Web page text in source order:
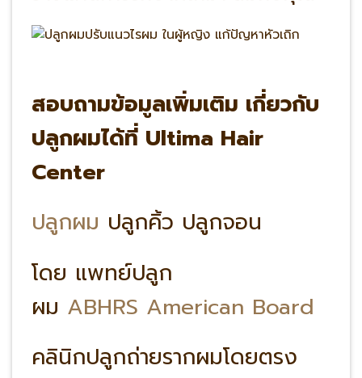
สอบถามข้อมูลเพิ่มเติม เกี่ยวกับ
ปลูกผมได้ที่ Ultima Hair
Center
ปลูกผม ปลูกคิ้ว ปลูกจอน
โดย แพทย์ปลูก
ผม ABHRS American Board
คลินิกปลูกถ่ายรากผมโดยตรง